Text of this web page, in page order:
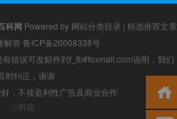
科网 Powered by 网站分类目录 | 精选推荐文章
解答 鲁ICP备20008338号
错误可发邮件到f_fb#foxmail.com说明，我们
时纠正，谢谢
，不接盈利性广告及商业合作
小男孩